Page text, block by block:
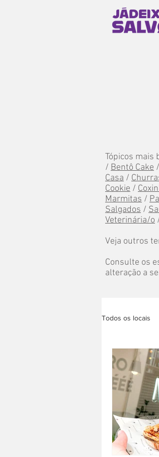
Tópicos mais
/ Bentô Cake /
Casa /
Cookie /
Marmitas /
Salgados /
Veterinária/o
Veja outros
Consulte os
alteração a
Todos os locais
bolo
eventos
acai